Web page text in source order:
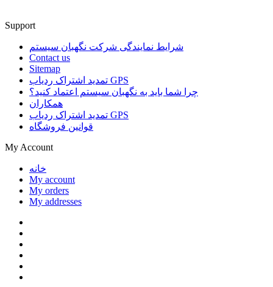
Support
شرایط نمایندگی شرکت نگهبان سیستم
Contact us
Sitemap
تمدید اشتراک ردیاب GPS
چرا شما باید به نگهبان سیستم اعتماد کنید؟
همکاران
تمدید اشتراک ردیاب GPS
قوانین فروشگاه
My Account
خانه
My account
My orders
My addresses